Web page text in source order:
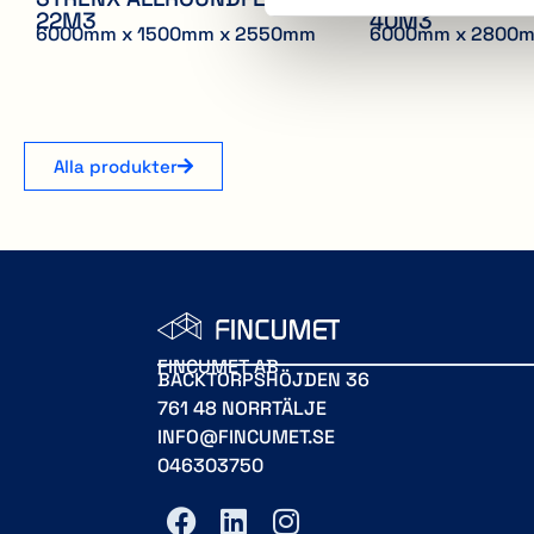
22M3
6000mm x 1500mm x 2550mm 40M3
6000mm x
Alla produkter
FINCUMET AB
BACKTORPSHÖJDEN 36
761 48 NORRTÄLJE
INFO@FINCUMET.SE
046303750